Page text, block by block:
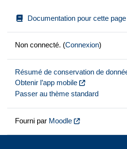
Documentation pour cette page
Non connecté. (Connexion)
Résumé de conservation de
Obtenir l’app mobile
Passer au thème standard
Fourni par Moodle